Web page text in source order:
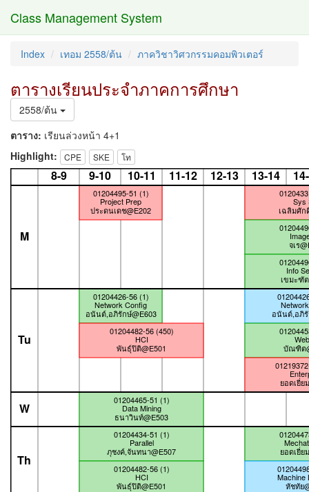
Class Management System
Index เทอม 2558/ต้น ภาควิชาวิศวกรรมคอมพิวเตอร์
ตารางเรียนประจำภาคการศึกษา
2558/ต้น
ตาราง: เรียนล่วงหน้า 4+1
Highlight:
CPE SKE โท
8-9 9-10 10-11 11-12 12-13 13-14
Sys
เฉลิมศัก
01204426-56 (1)
Network Config
อนันต์,อภิรักษ์@E603 อนันต์,อภิรั
01204434-51 (1)
Parallel
ภุชงค์,จันทนา@E507
บัณฑิต
01204465-51 (1)
Data Mining
ธนาวินท์@E503
ยอดเยี่ย
01204482-56 (1)
HCI
พันธุ์ปิติ@E501
01204482-56 (450)
HCI
พันธุ์ปิติ@E501
01204495-51 (1)
Project Prep
ประดนเดช@E202
จเร
Info
เขมะฑั
Machine
หัชทัย
ยอดเยี่ย
M
Tu
W
Th